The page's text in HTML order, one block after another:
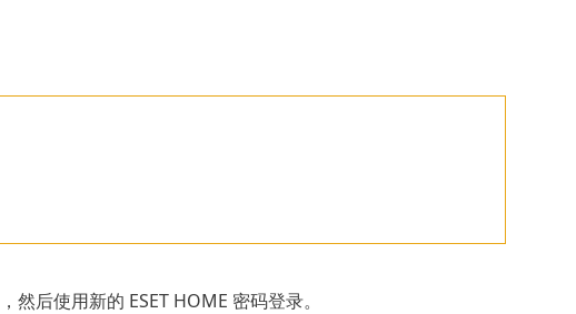
，然后使用新的 ESET HOME 密码登录。